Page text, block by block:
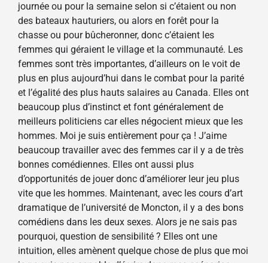
journée ou pour la semaine selon si c’étaient ou non
des bateaux hauturiers, ou alors en forêt pour la
chasse ou pour bûcheronner, donc c’étaient les
femmes qui géraient le village et la communauté. Les
femmes sont très importantes, d’ailleurs on le voit de
plus en plus aujourd’hui dans le combat pour la parité
et l’égalité des plus hauts salaires au Canada. Elles ont
beaucoup plus d’instinct et font généralement de
meilleurs politiciens car elles négocient mieux que les
hommes. Moi je suis entièrement pour ça ! J’aime
beaucoup travailler avec des femmes car il y a de très
bonnes comédiennes. Elles ont aussi plus
d’opportunités de jouer donc d’améliorer leur jeu plus
vite que les hommes. Maintenant, avec les cours d’art
dramatique de l’université de Moncton, il y a des bons
comédiens dans les deux sexes. Alors je ne sais pas
pourquoi, question de sensibilité ? Elles ont une
intuition, elles amènent quelque chose de plus que moi